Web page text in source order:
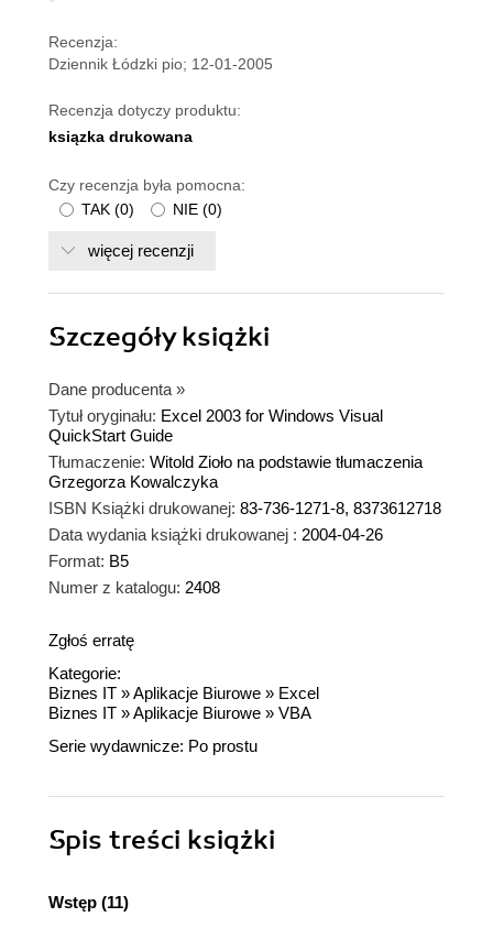
Recenzja:
Dziennik Łódzki pio; 12-01-2005
Recenzja dotyczy produktu:
ksiązka drukowana
Czy recenzja była pomocna:
TAK (0) NIE (0)
więcej recenzji
Szczegółyksiążki
Dane producenta »
Tytuł oryginału: Excel 2003 for Windows Visual
QuickStart Guide
Tłumaczenie: Witold Zioło na podstawie tłumaczenia
Grzegorza Kowalczyka
ISBN Książki drukowanej: 83-736-1271-8, 8373612718
Data wydania książki drukowanej : 2004-04-26
Format: B5
Numer z katalogu: 2408
Zgłoś erratę
Kategorie:
Biznes IT »Aplikacje Biurowe » Excel
Biznes IT »Aplikacje Biurowe » VBA
Serie wydawnicze: Po prostu
Spis treści książki
Wstęp (11)